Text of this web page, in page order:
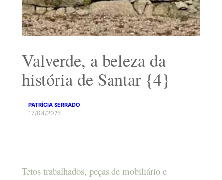
Valverde, a beleza da
história de Santar {4}
PATRÍCIA SERRADO
17/04/2025
Tetos trabalhados, peças de mobiliário e